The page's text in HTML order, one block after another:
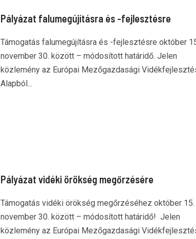
Pályázat falumegújításra és -fejlesztésre
Támogatás falumegújításra és -fejlesztésre október
november 30. között – módosított határidő. Jelen
közlemény az Európai Mezőgazdasági
Alapból...
Pályázat vidéki örökség megőrzésére
Támogatás vidéki örökség megőrzéséhez október
november 30. között – módosított határidő! Jelen
közlemény az Európai Mezőgazdasági